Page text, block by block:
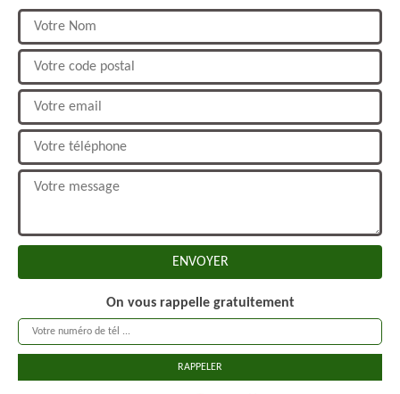
On vous rappelle gratuitement